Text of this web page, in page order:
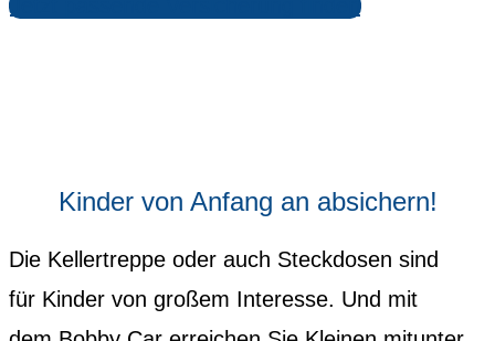
Kinder von Anfang an absichern!
Die Kellertreppe oder auch Steckdosen sind
für Kinder von großem Interesse. Und mit